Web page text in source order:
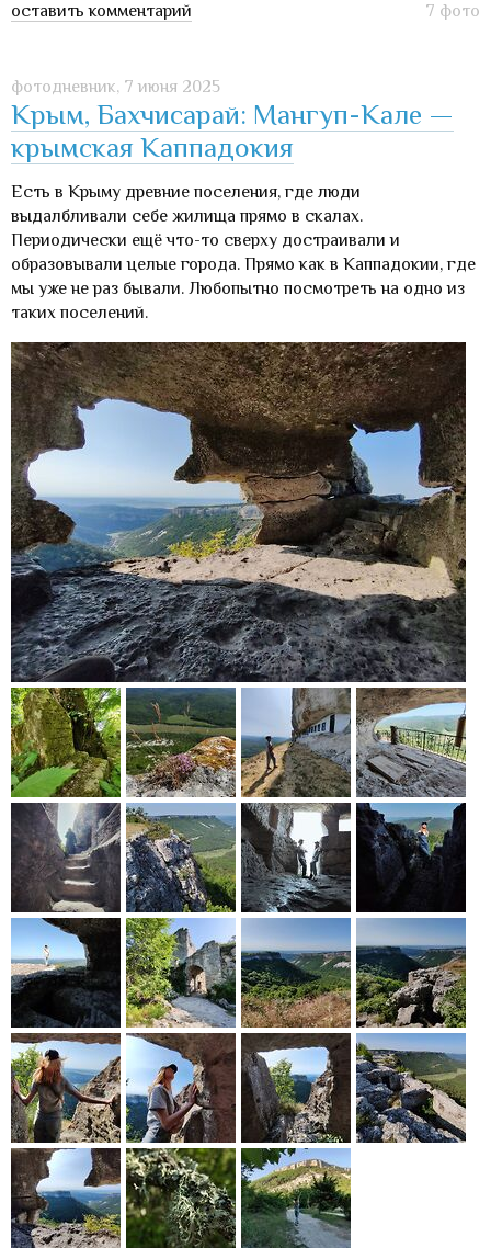
оставить комментарий 7 фото
фотодневник, 7 июня 2025
Крым, Бахчисарай: Мангуп-Кале —
крымская Каппадокия
Есть в Крыму древние поселения, где люди
выдалбливали себе жилища прямо в скалах.
Периодически ещё что-то сверху достраивали и
образовывали целые города. Прямо как в Каппадокии, где
мы уже не раз бывали. Любопытно посмотреть на одно из
таких поселений.